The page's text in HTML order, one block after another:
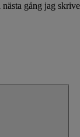
gång jag